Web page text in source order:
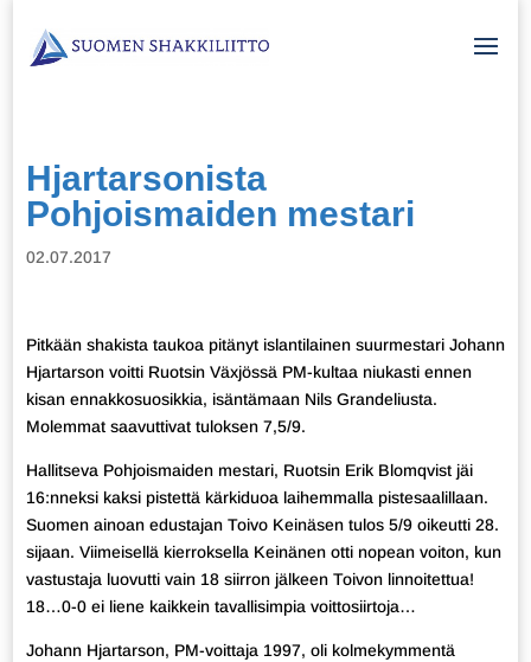
Hjartarsonista
Pohjoismaiden mestari
02.07.2017
Pitkään shakista taukoa pitänyt islantilainen suurmestari Johann
Hjartarson voitti Ruotsin Växjössä PM-kultaa niukasti ennen
kisan ennakkosuosikkia, isäntämaan Nils Grandeliusta.
Molemmat saavuttivat tuloksen 7,5/9.
Hallitseva Pohjoismaiden mestari, Ruotsin Erik Blomqvist jäi
16:nneksi kaksi pistettä kärkiduoa laihemmalla pistesaalillaan.
Suomen ainoan edustajan Toivo Keinäsen tulos 5/9 oikeutti 28.
sijaan. Viimeisellä kierroksella Keinänen otti nopean voiton, kun
vastustaja luovutti vain 18 siirron jälkeen Toivon linnoitettua!
18…0-0 ei liene kaikkein tavallisimpia voittosiirtoja…
Johann Hjartarson, PM-voittaja 1997, oli kolmekymmentä